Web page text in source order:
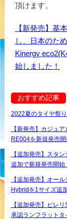
頂けます。
【新発売】基
し、日本のた
Kinergy
始しました！
おすすめ記事
2022夏のタイヤ祭
【新発売】カジュ
RE004を新規発売開
【追加発売】スタ
追加で新規発売開始
【追加発売】オー
Hybridを1サイズ追
【追加発売】ピレ
承認ランフラット